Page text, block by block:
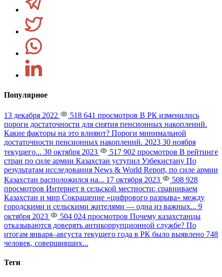
Популярное
13 декабря 2022 518 641 просмотров В РК изменились
пороги достаточности для снятия пенсионных накоплений.
Какие факторы на это влияют? Пороги минимальной
достаточности пенсионных накоплений. 2023 30 ноября
текущего... 30 октября 2023 517 902 просмотров В рейтинге
стран по силе армии Казахстан уступил Узбекистану По
результатам исследования News & World Report, по силе армии
Казахстан расположился на... 17 октября 2023
508 928
просмотров Интернет в сельской местности: сравниваем
Казахстан и мир Сокращение «цифрового разрыва» между
городскими и сельскими жителями — одна из важных... 9
октября 2023
504 024 просмотров Почему казахстанцы
отказываются доверять антикоррупционной службе? По
итогам января–августа текущего года в РК было выявлено 748
человек, совершивших...
Теги